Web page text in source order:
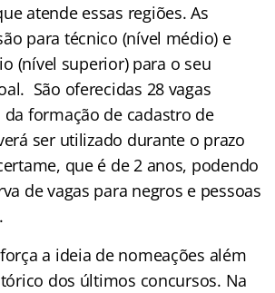
atende essas regiões. As
para técnico (nível médio) e
(nível superior) para o seu
São oferecidas 28 vagas
formação de cadastro de
ser utilizado durante o prazo
que é de 2 anos, podendo
de vagas para negros e pessoas
a ideia de nomeações além
dos últimos concursos. Na